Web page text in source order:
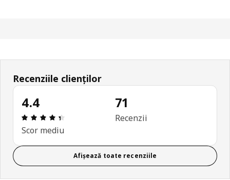
Recenziile clienților
4.4
Prezentare generală: 4.4 din 5 stele Total
Scor mediu
71
Recenzii
Afișează toate recenziile